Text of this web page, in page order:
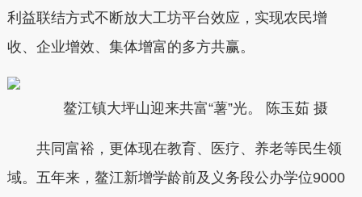
利益联结方式不断放大工坊平台效应，实现农民增
收、企业增效、集体增富的多方共赢。
鳌江镇大坪山迎来共富“薯”光。 陈玉茹 摄
共同富裕，更体现在教育、医疗、养老等民生领
域。五年来，鳌江新增学龄前及义务段公办学位9000